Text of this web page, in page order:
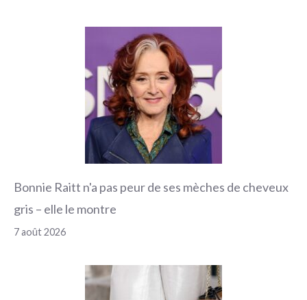
Bonnie Raitt n'a pas peur de ses mèches de cheveux
gris – elle le montre
7 août 2026